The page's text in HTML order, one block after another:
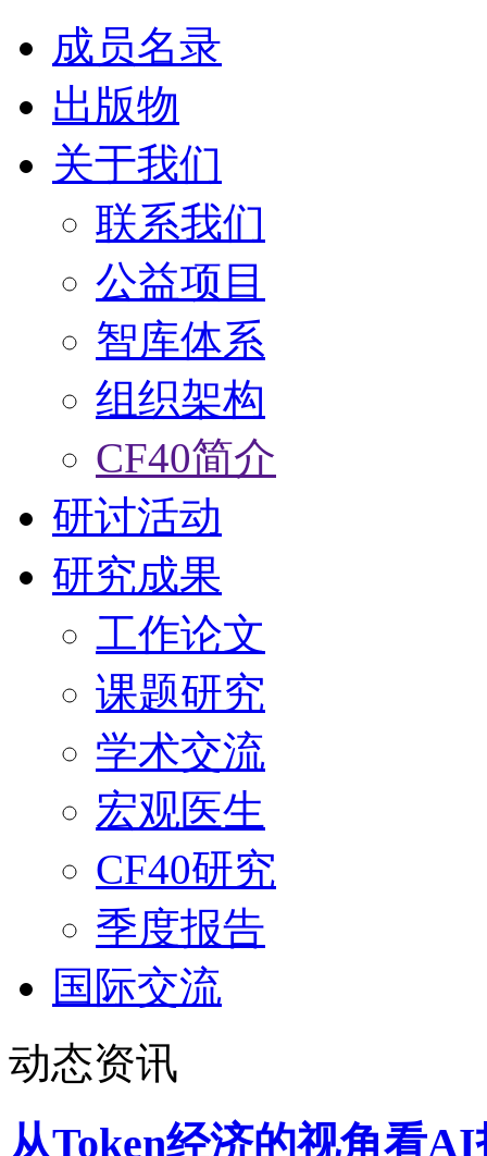
成员名录
出版物
关于我们
联系我们
公益项目
智库体系
组织架构
CF40简介
研讨活动
研究成果
工作论文
课题研究
学术交流
宏观医生
CF40研究
季度报告
国际交流
动态资讯
从Token经济的视角看